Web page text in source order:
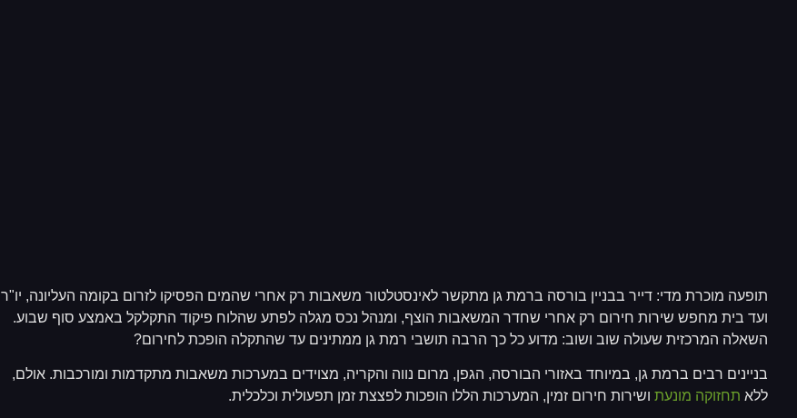
תופעה מוכרת מדי: דייר בבניין בורסה ברמת גן מתקשר לאינסטלטור משאבות רק אחרי שהמים הפסיקו לזרום בקומה העליונה, יו"ר
ועד בית מחפש שירות חירום רק אחרי שחדר המשאבות הוצף, ומנהל נכס מגלה לפתע שהלוח פיקוד התקלקל באמצע סוף שבוע.
השאלה המרכזית שעולה שוב ושוב: מדוע כל כך הרבה תושבי רמת גן ממתינים עד שהתקלה הופכת לחירום?
בניינים רבים ברמת גן, במיוחד באזורי הבורסה, הגפן, מרום נווה והקריה, מצוידים במערכות משאבות מתקדמות ומורכבות. אולם,
ללא תחזוקה מונעת ושירות חירום זמין, המערכות הללו הופכות לפצצת זמן תפעולית וכלכלית.